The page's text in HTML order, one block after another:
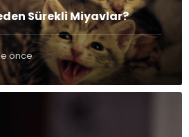
Sürekli Miyavlar?
önce